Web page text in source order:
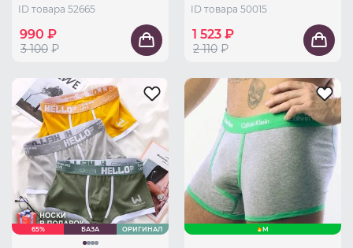
ID товара 52665
990 ₽
3 100 ₽
ID товара 50015
1 523 ₽
2 110 ₽
65% БАЗА ОРИГИНАЛ M